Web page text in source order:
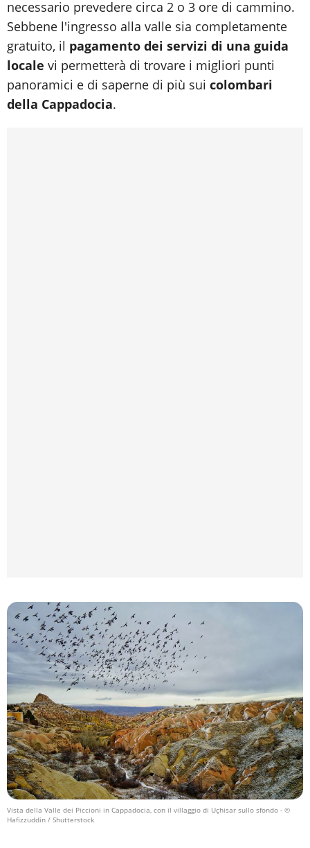
necessario prevedere circa 2 o 3 ore di cammino.
Sebbene l'ingresso alla valle sia completamente
gratuito, il pagamento dei servizi di una guida
locale vi permetterà di trovare i migliori punti
panoramici e di saperne di più sui colombari
della Cappadocia.
Vista della Valle dei Piccioni in Cappadocia, con il villaggio di Uçhisar sullo sfondo - ©
Hafizzuddin / Shutterstock